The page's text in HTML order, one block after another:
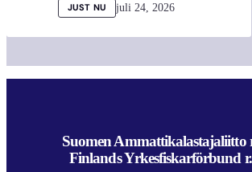
JUST NU juli 24, 2026
Suomen Ammattikalastajaliitto
Finlands Yrkesfiskarförbund